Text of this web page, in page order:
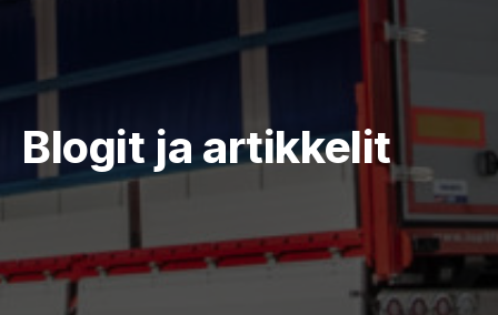
Blogit ja artikkelit